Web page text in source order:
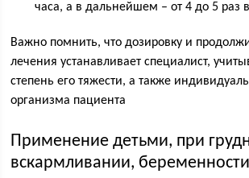
часа, а в дальнейшем – от 4 до 5 раз
Важно помнить, что дозировку и
лечения устанавливает специалист,
степень его тяжести, а также
организма пациента
Применение детьми, при
вскармливании, беременности